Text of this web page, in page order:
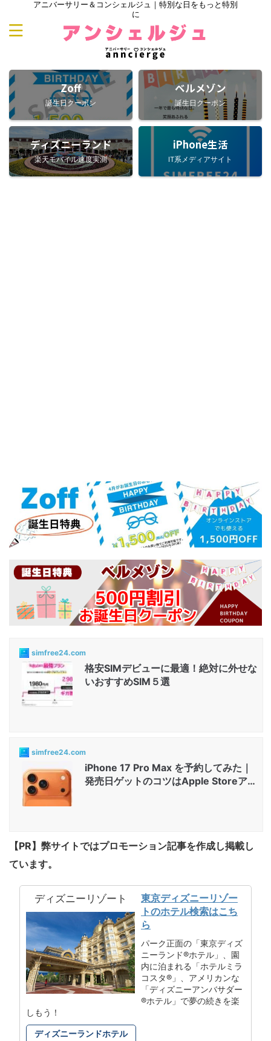
アニバーサリー＆コンシェルジュ｜特別な日をもっと特別
に
Zoff
誕生日クーポン
ベルメゾン
誕生日クーポン
ディズニーランド
楽天モバイル速度実測
iPhone生活
IT系メディアサイト
simfree24.com
格安SIMデビューに最適！絶対に外せな
いおすすめSIM５選
simfree24.com
iPhone 17 Pro Max を予約してみた｜
発売日ゲットのコツはApple Storeアプ
【PR】弊サイトではプロモーション記事を作成し掲載し
ています。
ディズニーリゾート
東京ディズニーリゾー
トのホテル検索はこち
ら
パーク正面の「東京ディズ
ニーランド®ホテル」、園
内に泊まれる「ホテルミラ
コスタ®」、アメリカンな
「ディズニーアンバサダー
®ホテル」で夢の続きを楽
しもう！
ディズニーランドホテル